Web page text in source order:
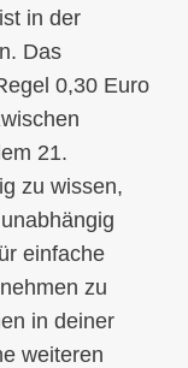
in der
Das
0,30 Euro
21.
zu wissen,
einfache
zu
in deiner
weiteren